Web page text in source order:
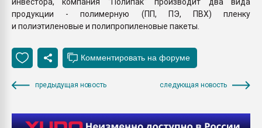
продукции - полимерную (ПП, ПЭ, ПВХ) пленку
и полиэтиленовые и полипропиленовые пакеты.
предыдущая новость следующая новость